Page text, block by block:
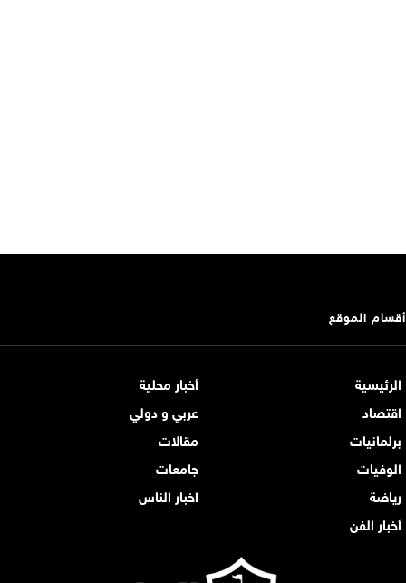
أقسام الموقع
الرئيسية
أخبار محلية
اقتصاد
عربي و دولي
برلمانيات
مقالات
الوفيات
جامعات
رياضة
اخبار الناس
أخبار الفن